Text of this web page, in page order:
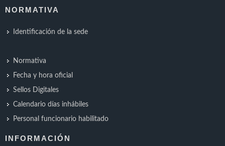
NORMATIVA
Identificación de la sede
Normativa
Fecha y hora oficial
Sellos Digitales
Calendario días inhábiles
Personal funcionario habilitado
INFORMACIÓN